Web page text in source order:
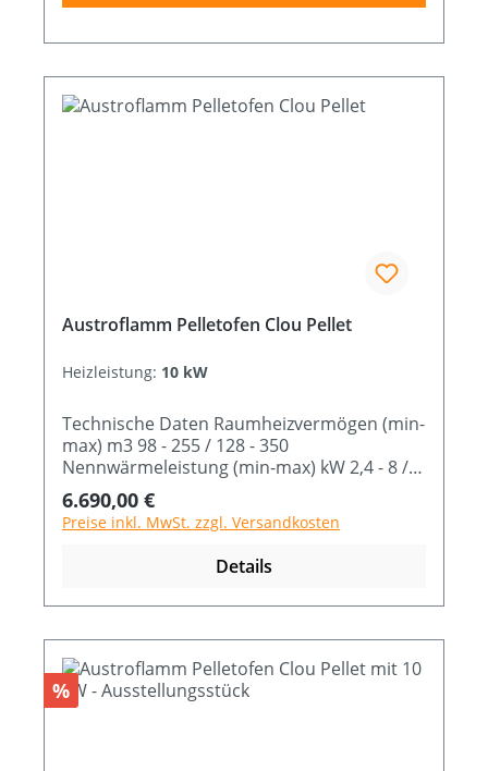
Austroflamm Pelletofen Clou Pellet
Heizleistung: 10 kW
Technische Daten Raumheizvermögen (min-
max) m3 98 - 255 / 128 - 350
Nennwärmeleistung (min-max) kW 2,4 - 8 / 3
- 10 Wirkungsgrad % >90
Brennstoffverbrauch (min-max) Kg/h 0,6 -
1,87 / 0,71 - 2,36 Abmessung B x T x H cm 63
Regulärer Preis:
6.690,00 €
Preise inkl. MwSt. zzgl. Versandkosten
Details
Rabatt
%